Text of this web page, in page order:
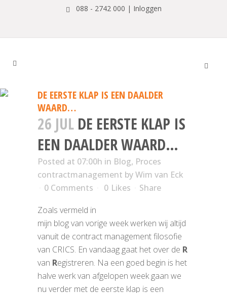
088 - 2742 000 | Inloggen
DE EERSTE KLAP IS EEN DAALDER
WAARD…
26 JUL DE EERSTE KLAP IS
EEN DAALDER WAARD…
Posted at 07:00h in Blog, Proces
contractmanagement byWim van Eck
0 Comments
0 Likes
Share
Zoals vermeld in
mijn blog van vorige week werken wij altijd
vanuit de contract management filosofie
van CRICS. En vandaag gaat het over de R
van Registreren. Na een goed begin is het
halve werk van afgelopen week gaan we
nu verder met de eerste klap is een